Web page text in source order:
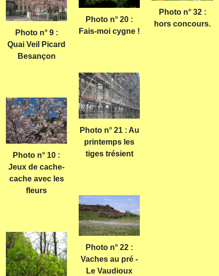
Photo n° 9 :
Quai Veil Picard
Besançon
Photo n° 10 :
Jeux de cache-
cache avec les
fleurs
Photo n° 20 :
Fais-moi cygne !
Photo n° 21 : Au
printemps les
tiges trésient
Photo n° 22 :
Vaches au pré -
Le Vaudioux
Photo n° 32 :
hors concours.